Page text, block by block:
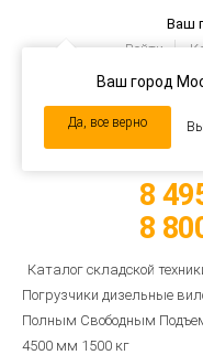
Ваш
Ваш город
Да, все верно
Войти
navigation
8
8
Каталог складской
Погрузчики дизельные
Полным Свободным
4500 мм 1500 кг